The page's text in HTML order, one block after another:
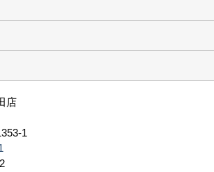
ギャラリー）
フ紹介
シー
店
1